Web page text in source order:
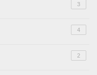
3
4
2